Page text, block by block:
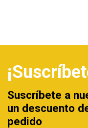
Suscríbete a
un descuento
pedido